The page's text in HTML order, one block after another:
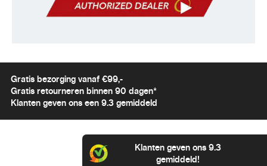
Gratis bezorging vanaf €99,-
Gratis retourneren binnen 90 dagen*
Klanten geven ons een 9.3 gemiddeld
Klanten geven ons 9.3
gemiddeld!